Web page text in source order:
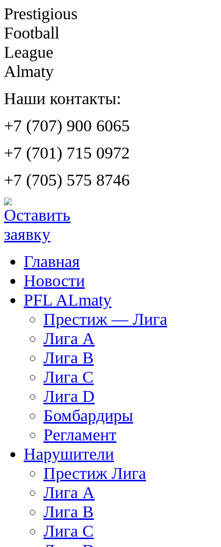
Prestigious
Football
League
Almaty
Наши контакты:
+7 (707) 900 6065
+7 (701) 715 0972
+7 (705) 575 8746
Главная
Новости
PFL ALmaty
Престиж — Лига
Лига А
Лига В
Лига С
Лига D
Бомбардиры
Регламент
Нарушители
Престиж Лига
Лига А
Лига В
Лига С